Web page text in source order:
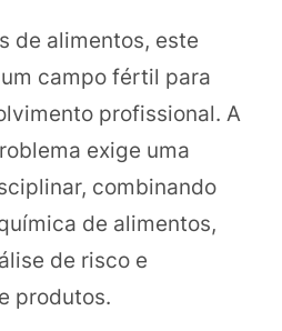
de alimentos, este
campo fértil para
profissional. A
exige uma
combinando
de alimentos,
de risco e
produtos.